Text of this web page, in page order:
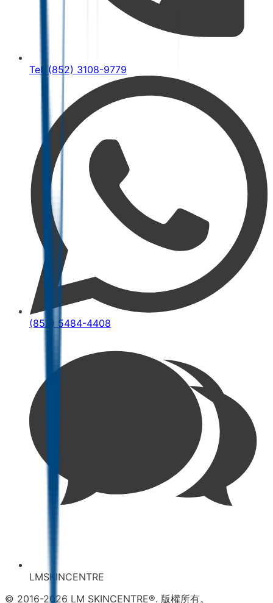
Tel: (852) 3108-9779
(852) 5484-4408
LMSKINCENTRE
© 2016-2026 LM SKINCENTRE®. 版權所有。